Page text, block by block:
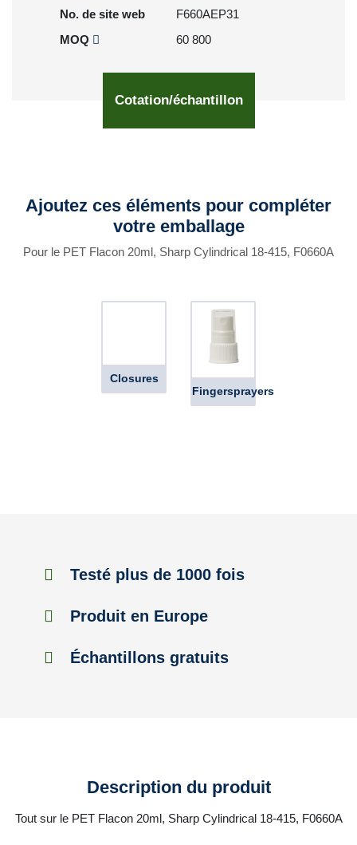
No. de site web
F660AEP31
MOQ
60 800
Cotation/échantillon
Ajoutez ces éléments pour compléter
votre emballage
Pour le PET Flacon 20ml, Sharp Cylindrical 18-415, F0660A
Closures
Fingersprayers
Testé plus de 1000 fois
Produit en Europe
Échantillons gratuits
Description du produit
Tout sur le PET Flacon 20ml, Sharp Cylindrical 18-415, F0660A